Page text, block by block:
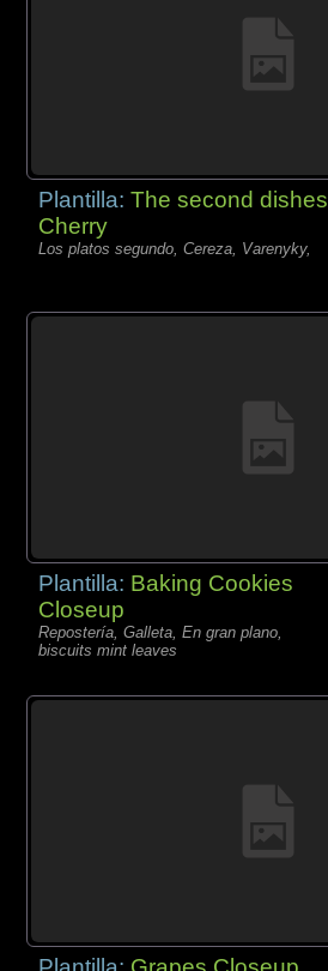
Plantilla:The second dishes
Cherry
Los platos segundo, Cereza, Varenyky,
Plantilla: Baking Cookies
Closeup
Repostería, Galleta, En gran plano,
biscuits mint leaves